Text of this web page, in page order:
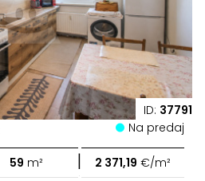
ID: 37791
Na predaj
59 m² | 2 371,19 €/m²